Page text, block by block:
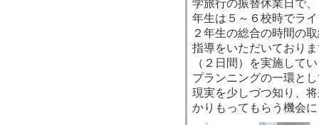
学旅行の振替休業日で
年生は５～６校時でラ
２年生の総合の時間の
指導をいただいており
（２日間）を実施して
プランニングの一環と
現実を少しづつ知り、
かりもってもらう機会